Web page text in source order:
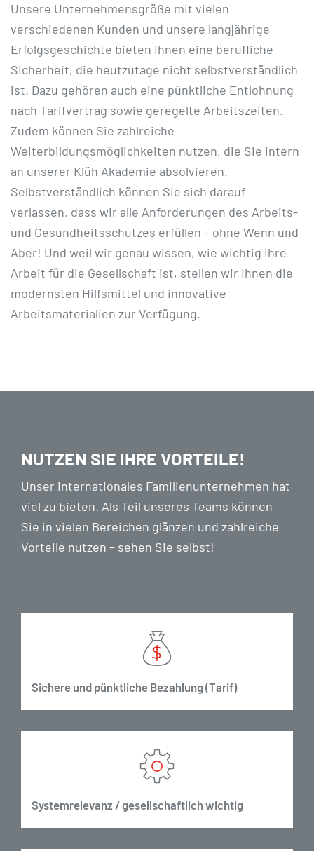
Unsere Unternehmensgröße mit vielen
verschiedenen Kunden und unsere langjährige
Erfolgsgeschichte bieten Ihnen eine berufliche
Sicherheit, die heutzutage nicht selbstverständlich
ist. Dazu gehören auch eine pünktliche Entlohnung
nach Tarifvertrag sowie geregelte Arbeitszeiten.
Zudem können Sie zahlreiche
Weiterbildungsmöglichkeiten nutzen, die Sie intern
an unserer Klüh Akademie absolvieren.
Selbstverständlich können Sie sich darauf
verlassen, dass wir alle Anforderungen des Arbeits-
und Gesundheitsschutzes erfüllen – ohne Wenn und
Aber! Und weil wir genau wissen, wie wichtig Ihre
Arbeit für die Gesellschaft ist, stellen wir Ihnen die
modernsten Hilfsmittel und innovative
Arbeitsmaterialien zur Verfügung.
NUTZEN SIE IHRE VORTEILE!
Unser internationales Familienunternehmen hat
viel zu bieten. Als Teil unseres Teams können
Sie in vielen Bereichen glänzen und zahlreiche
Vorteile nutzen – sehen Sie selbst!
Sichere und pünktliche Bezahlung (Tarif)
Systemrelevanz / gesellschaftlich wichtig